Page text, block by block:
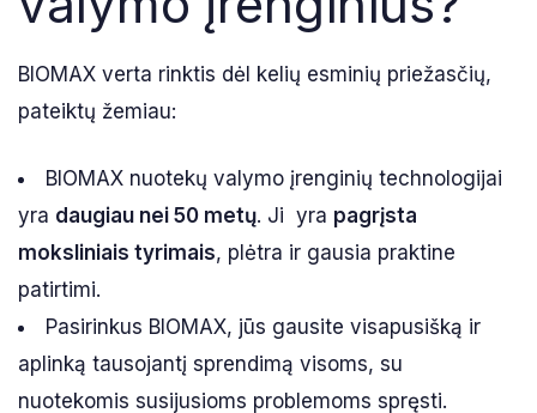
BIOMAX verta rinktis dėl kelių esminių priežasčių,
pateiktų žemiau:
BIOMAX nuotekų valymo įrenginių technologijai
yra daugiau nei 50 metų. Ji yra pagrįsta
moksliniais tyrimais, plėtra ir gausia praktine
patirtimi.
Pasirinkus BIOMAX, jūs gausite visapusišką ir
aplinką tausojantį sprendimą visoms, su
nuotekomis susijusioms problemoms spręsti.